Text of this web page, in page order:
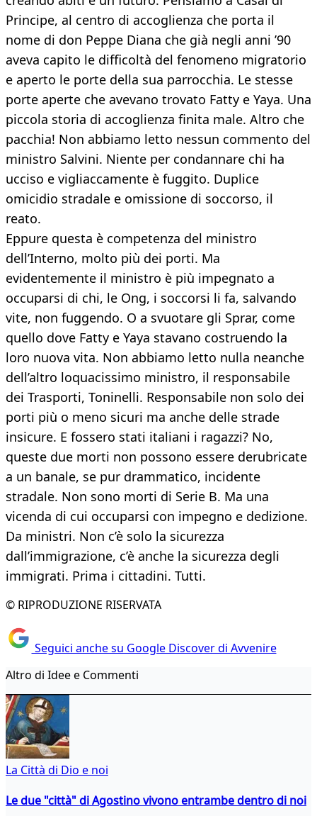
Principe, al centro di accoglienza che porta il
nome di don Peppe Diana che già negli anni ’90
aveva capito le difficoltà del fenomeno migratorio
e aperto le porte della sua parrocchia. Le stesse
porte aperte che avevano trovato Fatty e Yaya. Una
piccola storia di accoglienza finita male. Altro che
pacchia! Non abbiamo letto nessun commento del
ministro Salvini. Niente per condannare chi ha
ucciso e vigliaccamente è fuggito. Duplice
omicidio stradale e omissione di soccorso, il
reato.
Eppure questa è competenza del ministro
dell’Interno, molto più dei porti. Ma
evidentemente il ministro è più impegnato a
occuparsi di chi, le Ong, i soccorsi li fa, salvando
vite, non fuggendo. O a svuotare gli Sprar, come
quello dove Fatty e Yaya stavano costruendo la
loro nuova vita. Non abbiamo letto nulla neanche
dell’altro loquacissimo ministro, il responsabile
dei Trasporti, Toninelli. Responsabile non solo dei
porti più o meno sicuri ma anche delle strade
insicure. E fossero stati italiani i ragazzi? No,
queste due morti non possono essere derubricate
a un banale, se pur drammatico, incidente
stradale. Non sono morti di Serie B. Ma una
vicenda di cui occuparsi con impegno e dedizione.
Da ministri. Non c’è solo la sicurezza
dall’immigrazione, c’è anche la sicurezza degli
immigrati. Prima i cittadini. Tutti.
© RIPRODUZIONE RISERVATA
Seguici anche su Google Discover di Avvenire
Altro di Idee e Commenti
La Città di Dio e noi
Le due "città" di Agostino vivono entrambe dentro di noi